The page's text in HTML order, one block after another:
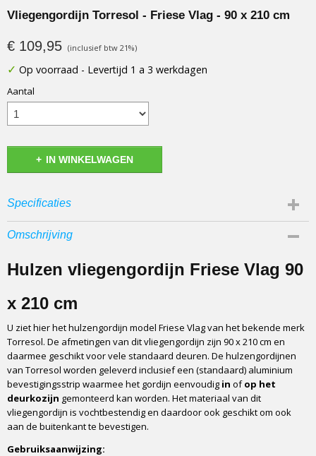
Vliegengordijn Torresol - Friese Vlag - 90 x 210 cm
€ 109,95 (inclusief btw 21%)
✓ Op voorraad - Levertijd 1 a 3 werkdagen
Aantal
IN WINKELWAGEN
Specificaties
Afmetingen (l,b,h)
Omschrijving
Hulzen vliegengordijn Friese Vlag 90
x 210 cm
U ziet hier het hulzengordijn model Friese Vlag van het bekende merk
Torresol. De afmetingen van dit vliegengordijn zijn 90 x 210 cm en
daarmee geschikt voor vele standaard deuren. De hulzengordijnen
van Torresol worden geleverd inclusief een (standaard) aluminium
bevestigingsstrip waarmee het gordijn eenvoudig in ofop het
deurkozijn gemonteerd kan worden. Het materiaal van dit
vliegengordijn is vochtbestendig en daardoor ook geschikt om ook
aan de buitenkant te bevestigen.
Gebruiksaanwijzing: